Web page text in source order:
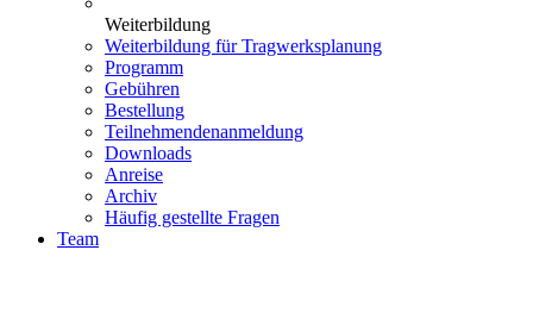
Weiterbildung
Weiterbildung für Tragwerksplanung
Programm
Gebühren
Bestellung
Teilnehmendenanmeldung
Downloads
Anreise
Archiv
Häufig gestellte Fragen
Team